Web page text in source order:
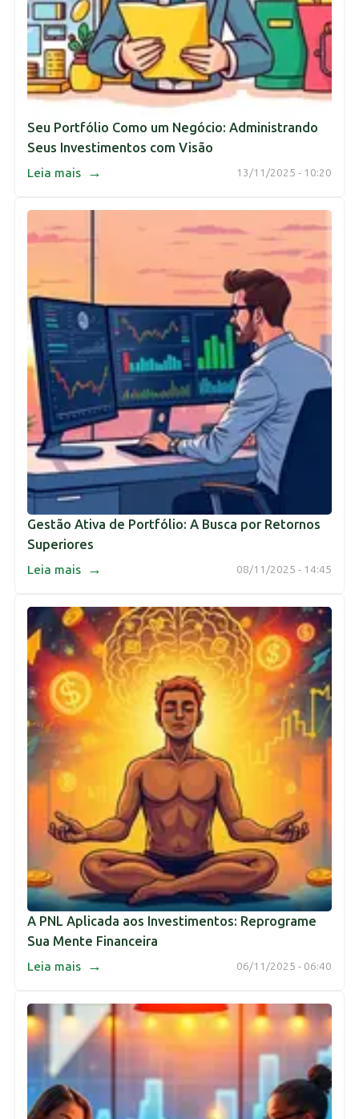
Seu Portfólio Como um Negócio: Administrando
Seus Investimentos com Visão
13/11/2025 - 10:20
Leia mais →
Gestão Ativa de Portfólio: A Busca por Retornos
Superiores
08/11/2025 - 14:45
Leia mais →
A PNL Aplicada aos Investimentos: Reprograme
Sua Mente Financeira
06/11/2025 - 06:40
Leia mais →